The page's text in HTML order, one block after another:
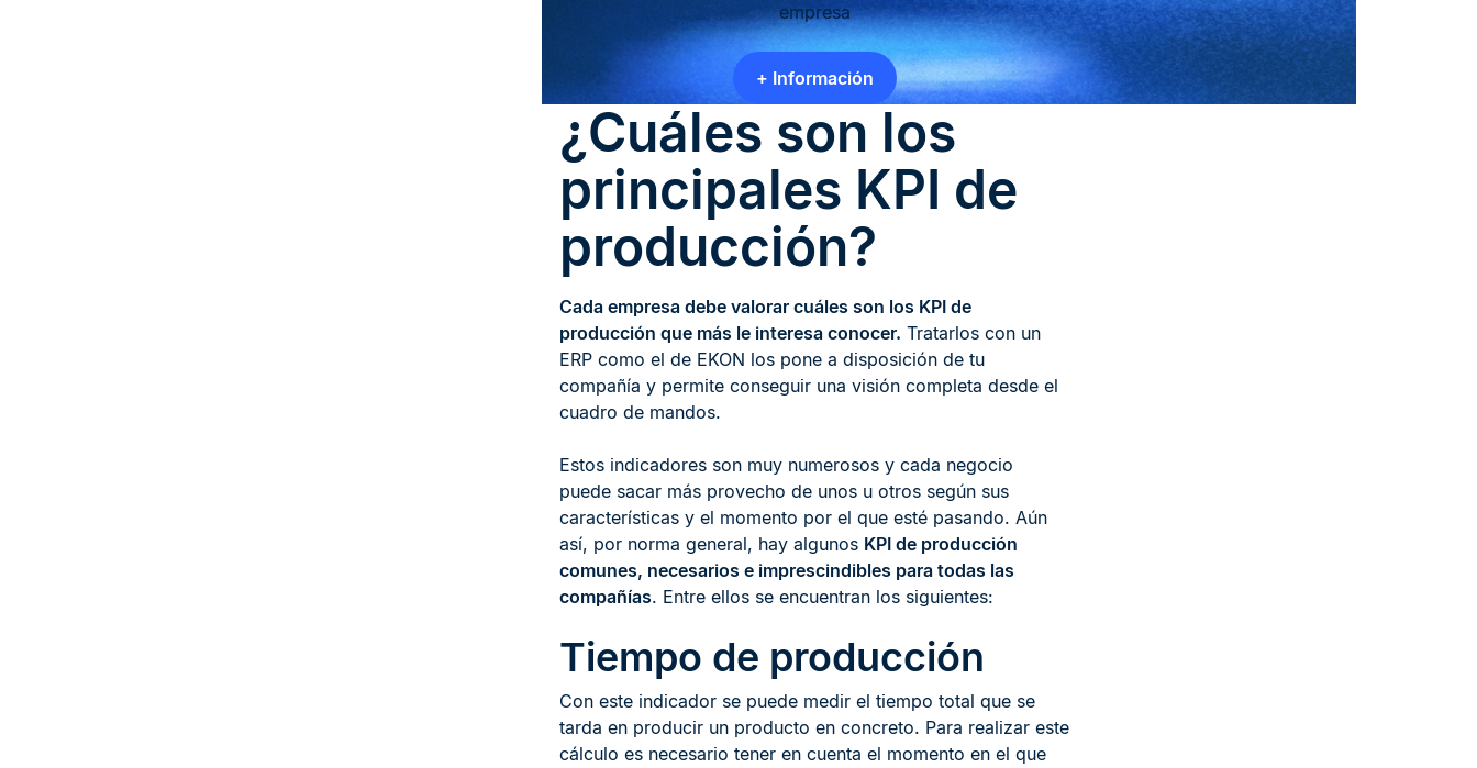
empresa
+ Información
¿Cuáles son los
principales KPI de
producción?
Cada empresa debe valorar cuáles son los KPI de
producción que más le interesa conocer. Tratarlos con un
ERP como el de EKON los pone a disposición de tu
compañía y permite conseguir una visión completa desde el
cuadro de mandos.
Estos indicadores son muy numerosos y cada negocio
puede sacar más provecho de unos u otros según sus
características y el momento por el que esté pasando. Aún
así, por norma general, hay algunos KPI de producción
comunes, necesarios e imprescindibles para todas las
compañías. Entre ellos se encuentran los siguientes:
Tiempo de producción
Con este indicador se puede medir el tiempo total que se
tarda en producir un producto en concreto. Para realizar este
cálculo es necesario tener en cuenta el momento en el que